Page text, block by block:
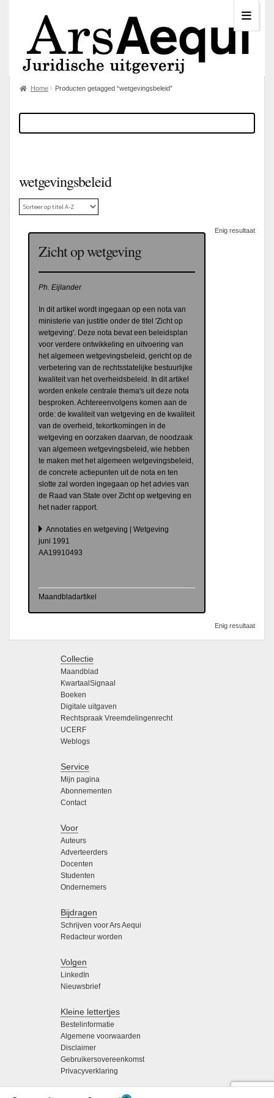
Home Producten getagged “wetgevingsbeleid”
wetgevingsbeleid
Enig resultaat
Zicht op wetgeving
Ph. Eijlander
In dit artikel wordt ingegaan op een nota van
ministerie van justitie onder de titel 'Zicht op
wetgeving'. Deze nota bevat een beleidsplan
voor verdere ontwikkeling en uitvoering van
het algemeen wetgevingsbeleid, gericht op de
verbetering van de rechtsstatelijke bestuurlijke
kwaliteit van het overheidsbeleid. In dit artikel
worden enkele centrale thema's uit deze nota
besproken. Achtereenvolgens komen aan de
orde: de kwaliteit van wetgeving en de kwaliteit
van de overheid, tekortkomingen in de
wetgeving en oorzaken daarvan, de noodzaak
van algemeen wetgevingsbeleid, wie hebben
te maken met het algemeen wetgevingsbeleid,
de concrete actiepunten uit de nota en ten
slotte zal worden ingegaan op het advies van
de Raad van State over Zicht op wetgeving en
het nader rapport.
Annotaties en wetgeving | Wetgeving
juni 1991
AA19910493
Maandbladartikel
Enig resultaat
Collectie
Maandblad
KwartaalSignaal
Boeken
Digitale uitgaven
Rechtspraak Vreemdelingenrecht
UCERF
Weblogs
Service
Mijn pagina
Abonnementen
Contact
Voor
Auteurs
Adverteerders
Docenten
Studenten
Ondernemers
Bijdragen
Schrijven voor Ars Aequi
Redacteur worden
Volgen
LinkedIn
Nieuwsbrief
Kleine lettertjes
Bestelinformatie
Algemene voorwaarden
Disclaimer
Gebruikersovereenkomst
Privacyverklaring